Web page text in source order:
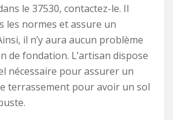
le 37530, contactez-le. Il
les normes et assure un
il n’y aura aucun problème
de fondation. L’artisan dispose
nécessaire pour assurer un
terrassement pour avoir un sol